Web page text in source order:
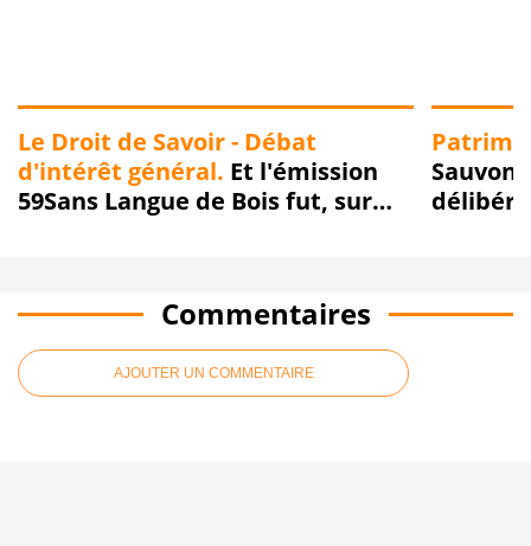
Le Droit de Savoir - Débat
d'intérêt général. Et l'émission
59Sans Langue de Bois fut, sur
Commentaires
AJOUTER UN COMMENTAIRE